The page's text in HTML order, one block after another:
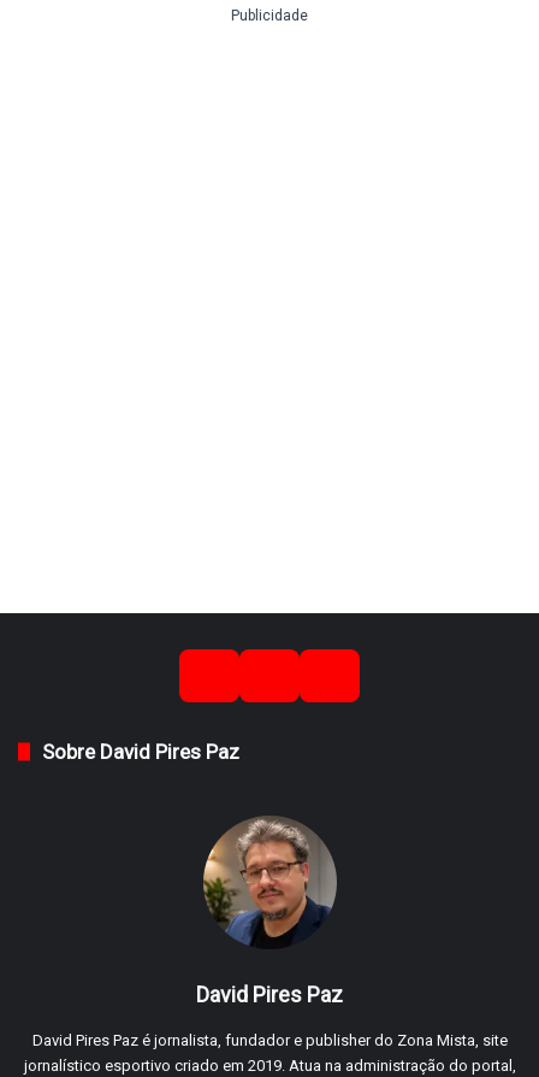
Publicidade
Sobre David Pires Paz
David Pires Paz
David Pires Paz é jornalista, fundador e publisher do Zona Mista, site
jornalístico esportivo criado em 2019. Atua na administração do portal,